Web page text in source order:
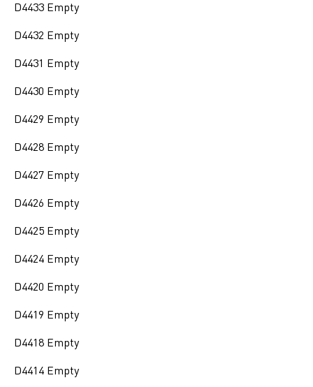
D4433 Empty
D4432 Empty
D4431 Empty
D4430 Empty
D4429 Empty
D4428 Empty
D4427 Empty
D4426 Empty
D4425 Empty
D4424 Empty
D4420 Empty
D4419 Empty
D4418 Empty
D4414 Empty